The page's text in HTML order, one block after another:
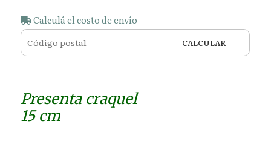
Calculá el costo de envío
CALCULAR
Presenta craquel
15 cm